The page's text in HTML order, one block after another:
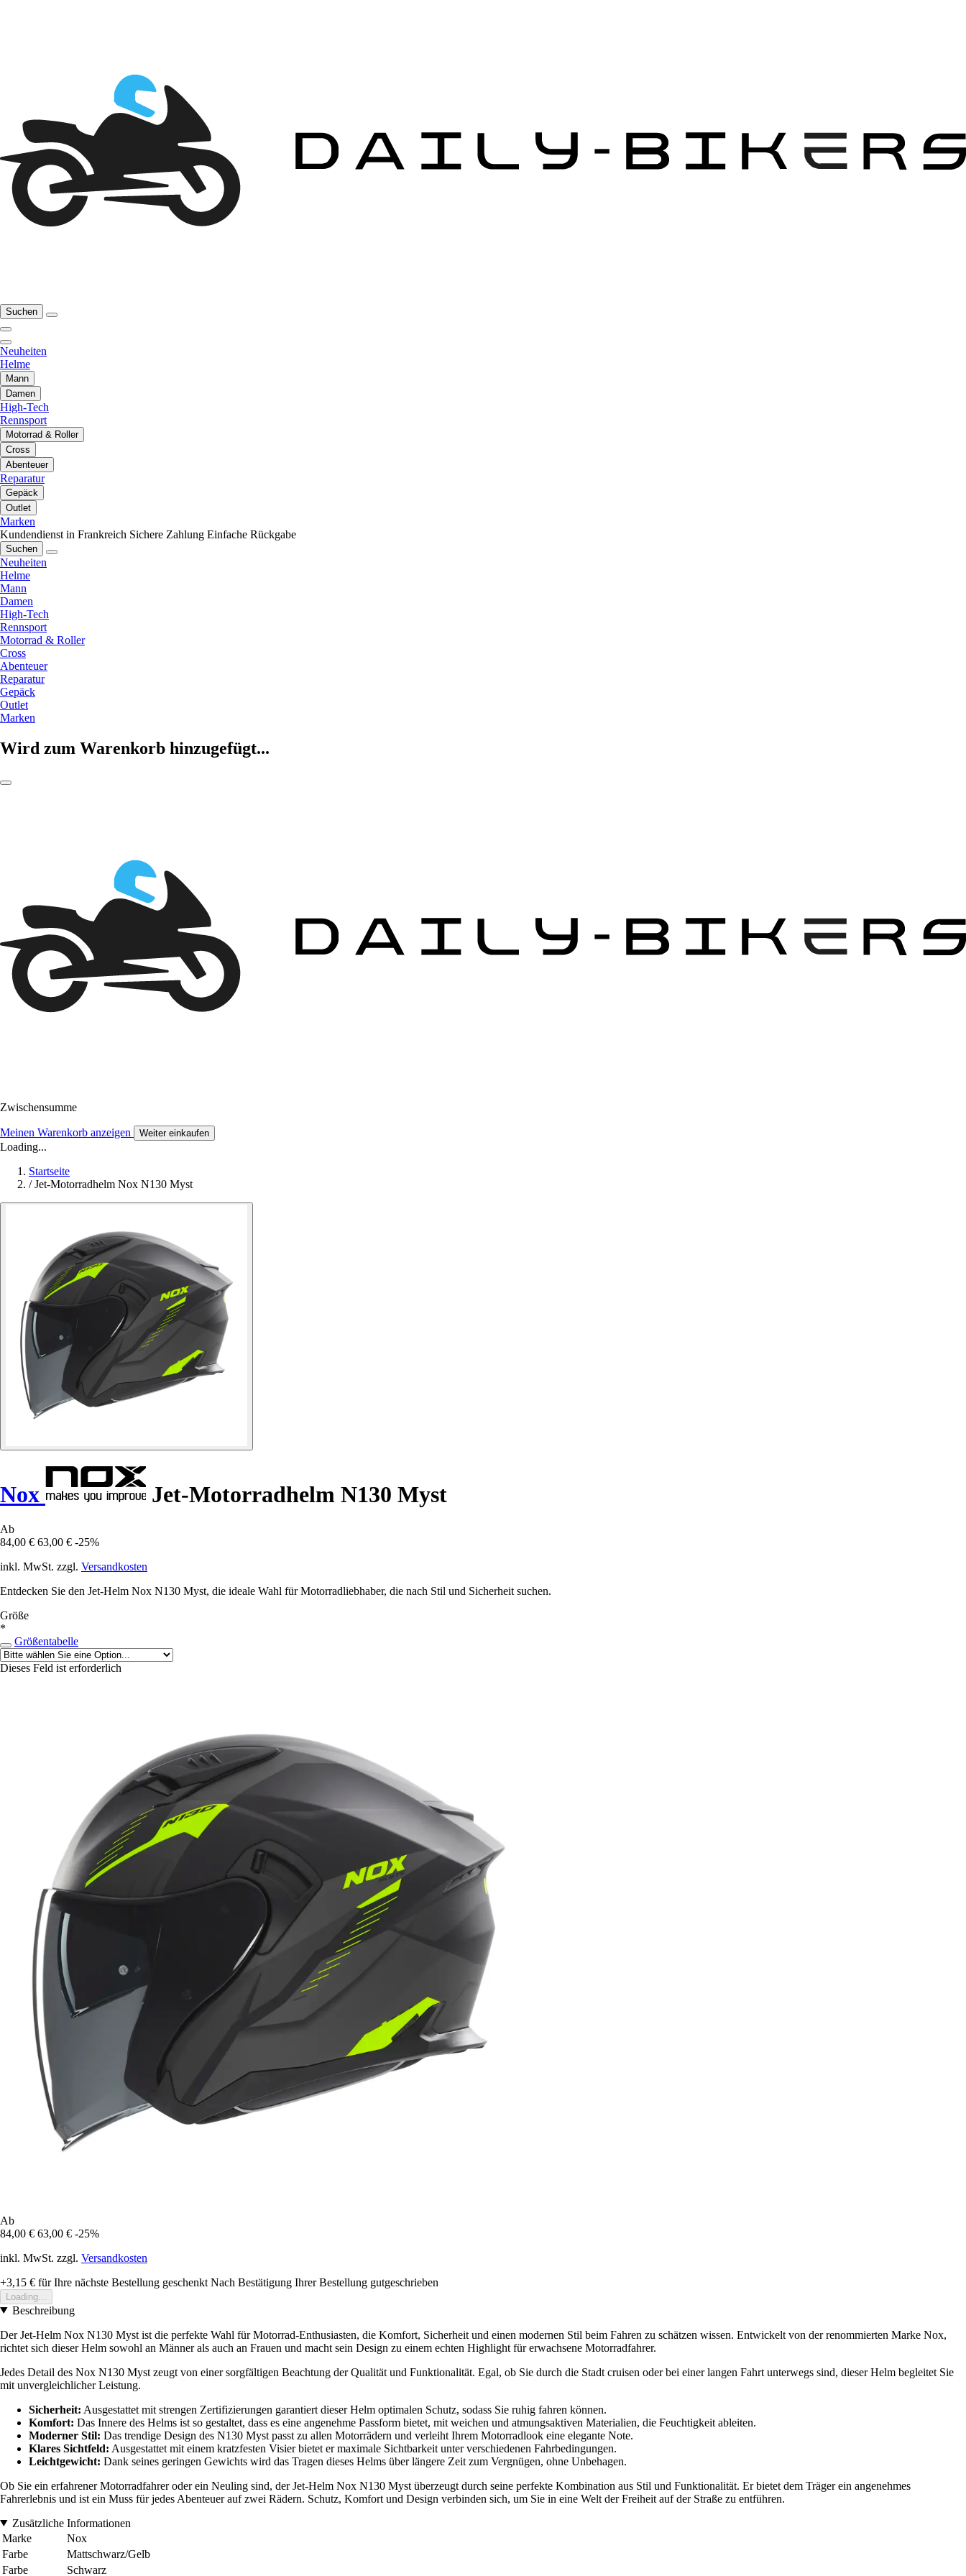
Suchen
Neuheiten
Helme
Mann
Damen
High-Tech
Rennsport
Motorrad & Roller
Cross
Abenteuer
Reparatur
Gepäck
Outlet
Marken
Kundendienst in Frankreich Sichere Zahlung Einfache Rückgabe
Suchen
Neuheiten
Helme
Mann
Damen
High-Tech
Rennsport
Motorrad & Roller
Cross
Abenteuer
Reparatur
Gepäck
Outlet
Marken
Wird zum Warenkorb hinzugefügt...
Zwischensumme
Meinen Warenkorb anzeigen Weiter einkaufen
Loading...
Startseite
/ Jet-Motorradhelm Nox N130 Myst
Nox Jet-Motorradhelm N130 Myst
Ab
84,00 € 63,00 € -25%
inkl. MwSt. zzgl. Versandkosten
Entdecken Sie den Jet-Helm Nox N130 Myst, die ideale Wahl für Motorradliebhaber, die nach Stil und Sicherheit suchen.
Größe
*
Größentabelle
Dieses Feld ist erforderlich
Ab
84,00 € 63,00 € -25%
inkl. MwSt. zzgl. Versandkosten
+3,15 € für Ihre nächste Bestellung geschenkt Nach Bestätigung Ihrer Bestellung gutgeschrieben
Loading...
Beschreibung
Der Jet-Helm Nox N130 Myst ist die perfekte Wahl für Motorrad-Enthusiasten, die Komfort, Sicherheit und einen modernen Stil beim Fahren zu schätzen wissen. Entwickelt von der renommierten Marke Nox,
richtet sich dieser Helm sowohl an Männer als auch an Frauen und macht sein Design zu einem echten Highlight für erwachsene Motorradfahrer.
Jedes Detail des Nox N130 Myst zeugt von einer sorgfältigen Beachtung der Qualität und Funktionalität. Egal, ob Sie durch die Stadt cruisen oder bei einer langen Fahrt unterwegs sind, dieser Helm begleitet Sie
mit unvergleichlicher Leistung.
Sicherheit: Ausgestattet mit strengen Zertifizierungen garantiert dieser Helm optimalen Schutz, sodass Sie ruhig fahren können.
Komfort: Das Innere des Helms ist so gestaltet, dass es eine angenehme Passform bietet, mit weichen und atmungsaktiven Materialien, die Feuchtigkeit ableiten.
Moderner Stil: Das trendige Design des N130 Myst passt zu allen Motorrädern und verleiht Ihrem Motorradlook eine elegante Note.
Klares Sichtfeld: Ausgestattet mit einem kratzfesten Visier bietet er maximale Sichtbarkeit unter verschiedenen Fahrbedingungen.
Leichtgewicht: Dank seines geringen Gewichts wird das Tragen dieses Helms über längere Zeit zum Vergnügen, ohne Unbehagen.
Ob Sie ein erfahrener Motorradfahrer oder ein Neuling sind, der Jet-Helm Nox N130 Myst überzeugt durch seine perfekte Kombination aus Stil und Funktionalität. Er bietet dem Träger ein angenehmes
Fahrerlebnis und ist ein Muss für jedes Abenteuer auf zwei Rädern. Schutz, Komfort und Design verbinden sich, um Sie in eine Welt der Freiheit auf der Straße zu entführen.
Zusätzliche Informationen
Marke
Nox
Farbe
Mattschwarz/Gelb
Farbe
Schwarz